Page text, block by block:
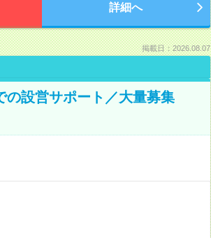
詳細へ
掲載日：2026.08.07
の設営サポート／大量募集